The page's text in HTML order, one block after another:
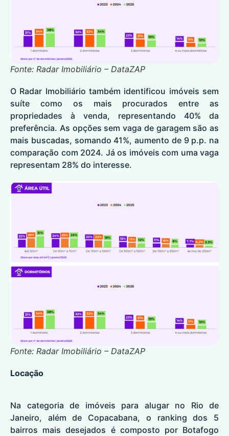
Fonte: Radar Imobiliário – DataZAP
O Radar Imobiliário também identificou imóveis sem
suíte como os mais procurados entre as
propriedades à venda, representando 40% da
preferência. As opções sem vaga de garagem são as
mais buscadas, somando 41%, aumento de 9 p.p. na
comparação com 2024. Já os imóveis com uma vaga
representam 28% do interesse.
Fonte: Radar Imobiliário – DataZAP
Locação
Na categoria de imóveis para alugar no Rio de
Janeiro, além de Copacabana, o ranking dos 5
bairros mais desejados é composto por Botafogo